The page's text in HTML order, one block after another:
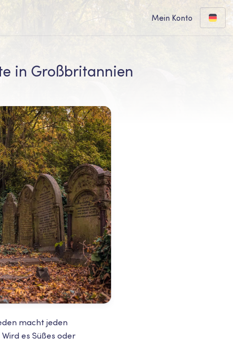
Mein Konto
in Großbritannien
macht jeden
es Süßes oder